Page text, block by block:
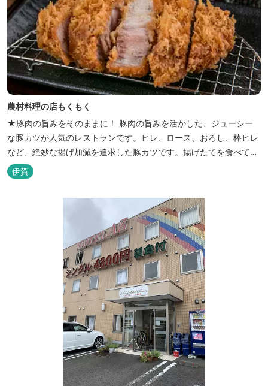
農村料理の店もくもく
★豚肉の旨みをそのままに！ 豚肉の旨みを活かした、ジューシー
な豚カツが人気のレストランです。ヒレ、ロース、おろし、棒ヒレ
など、絶妙な揚げ加減を追求した豚カツです。揚げたてを食べてい
ただくために、注文後じっくり揚げてお出ししています。 ★手作
りのお蕎麦をお楽しみいただけます！ お蕎麦は毎日お店で打ってつ
伊賀